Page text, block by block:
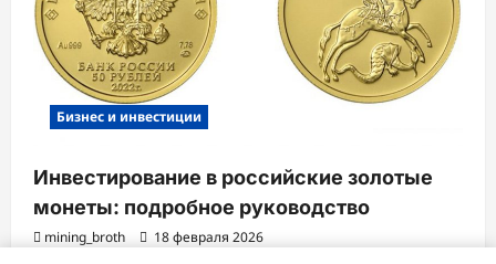
Бизнес и инвестиции
Инвестирование в российские золотые
монеты: подробное руководство
mining_broth 18 февраля 2026